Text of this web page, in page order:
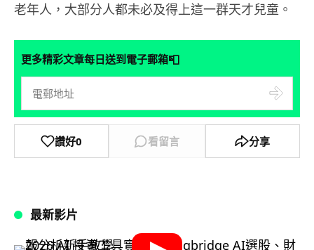
老年人，大部分人都未必及得上這一群天才兒童。
更多精彩文章每日送到電子郵箱📮
讚好0 看留言 分享
最新影片